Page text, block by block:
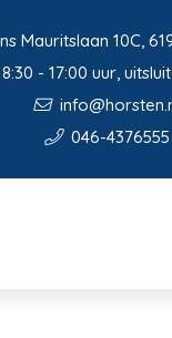
Mauritslaan 10C,
- 17:00 uur,
046-4376555